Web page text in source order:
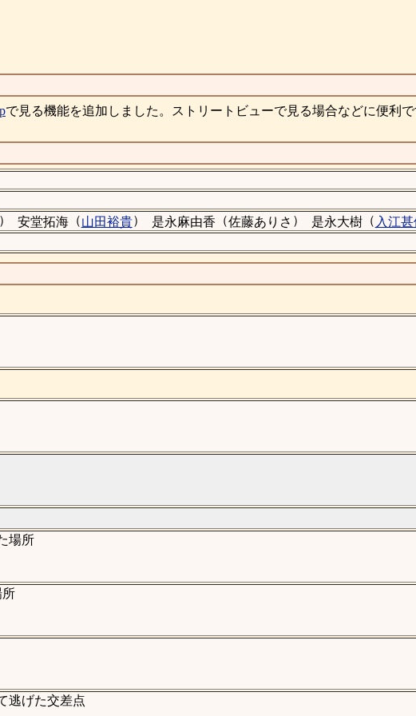
で見る機能を追加しました。ストリートビューで見る場合などに便利
） 安堂拓海（山田裕貴） 是永麻由香 （佐藤ありさ ） 是永大樹（ 入江
場所
逃げた交差点